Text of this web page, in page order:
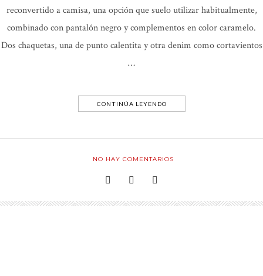
reconvertido a camisa, una opción que suelo utilizar habitualmente,
combinado con pantalón negro y complementos en color caramelo.
Dos chaquetas, una de punto calentita y otra denim como cortavientos
…
CONTINÚA LEYENDO
NO HAY COMENTARIOS